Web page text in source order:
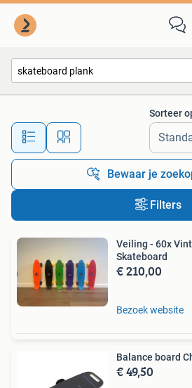
Alle afstanden…
Sorteer
Bewaar je
Filters
Veiling - 60x
Skateboard
€ 210,00
Bezoek website
Balance board
€ 49,50